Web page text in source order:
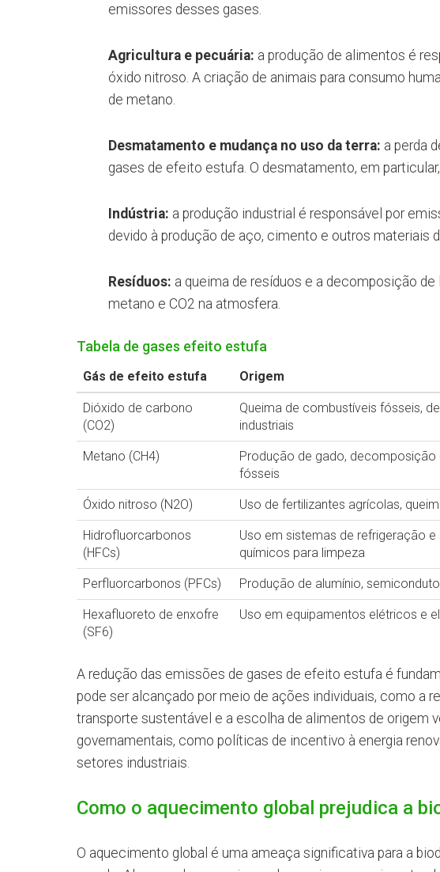
emissores desses gases.
Agricultura e pecuária: a produção de alimentos é
óxido nitroso. A criação de animais para consumo
de metano.
Desmatamento e mudança no uso da terra: a perda
gases de efeito estufa. O desmatamento, em
Indústria: a produção industrial é responsável por
devido à produção de aço, cimento e outros materiais
Resíduos: a queima de resíduos e a decomposição
metano e CO2 na atmosfera.
Tabela de gases efeito estufa
Gás de efeito estufa Origem
Dióxido de carbono
(CO2)
Queima de combustíveis fósseis,
industriais
Metano (CH4)
Produção de gado,
fósseis
Óxido nitroso (N2O) Uso de fertilizantes agrícolas,
Hidrofluorcarbonos
(HFCs)
Uso em sistemas de refrigeração
químicos para limpeza
Perfluorcarbonos (PFCs) Produção de alumínio,
Hexafluoreto de enxofre
(SF6)
Uso em equipamentos elétricos e
A redução das emissões de gases de efeito estufa é
pode ser alcançado por meio de ações individuais, como a
transporte sustentável e a escolha de alimentos de origem
governamentais, como políticas de incentivo à energia
setores industriais.
Como o aquecimento global prejudica a
O aquecimento global é uma ameaça significativa para a